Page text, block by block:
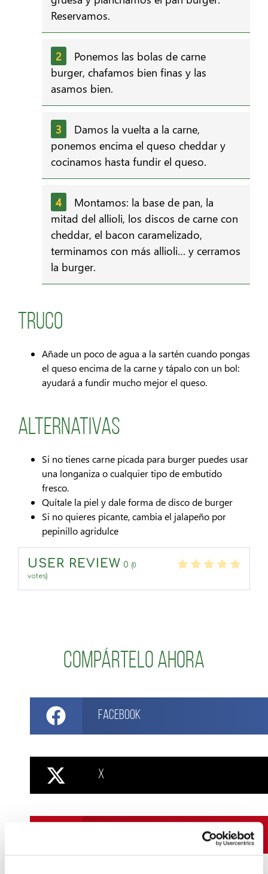
Reservamos.
Ponemos las bolas de carne
burger, chafamos bien finas y las
asamos bien.
Damos la vuelta a la carne,
ponemos encima el queso cheddar y
cocinamos hasta fundir el queso.
Montamos: la base de pan, la
mitad del allioli, los discos de carne con
cheddar, el bacon caramelizado,
terminamos con más allioli… y cerramos
la burger.
Truco
Añade un poco de agua a la sartén cuando pongas
el queso encima de la carne y tápalo con un bol:
ayudará a fundir mucho mejor el queso.
Alternativas
Si no tienes carne picada para burger puedes usar
una longaniza o cualquier tipo de embutido
fresco.
Quítale la piel y dale forma de disco de burger
Si no quieres picante, cambia el jalapeño por
pepinillo agridulce
USER REVIEW 0 (0
votes)
Compártelo ahora
Facebook
X